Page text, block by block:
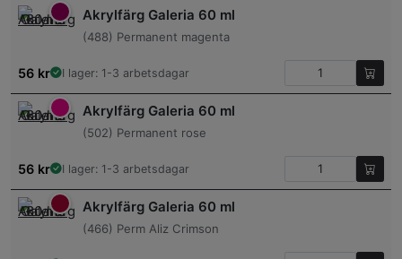
Akrylfärg Galeria 60 ml
(488) Permanent magenta
56 kr I lager: 1-3 arbetsdagar
Akrylfärg Galeria 60 ml
(502) Permanent rose
56 kr I lager: 1-3 arbetsdagar
Akrylfärg Galeria 60 ml
(466) Perm Aliz Crimson